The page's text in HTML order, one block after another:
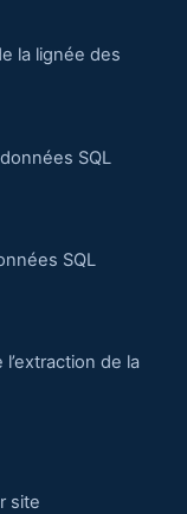
la lignée des
SQL
SQL
l’extraction de la
site